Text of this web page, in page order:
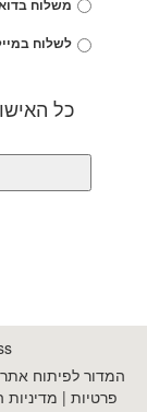
משלוח
לשלוח
כל
המדור לפיתוח
פרטיות |